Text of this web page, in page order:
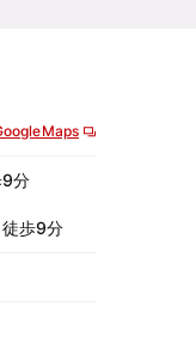
分
徒歩9分